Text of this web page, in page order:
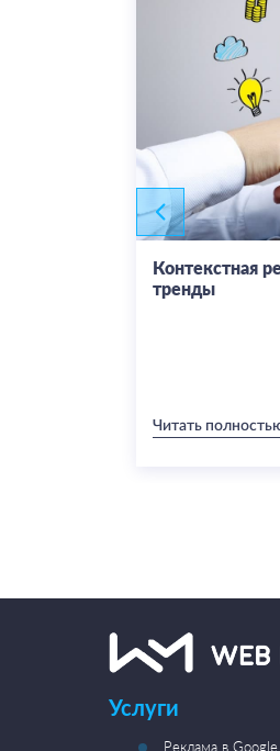
Контекстная
тренды
Читать
Услуги
Реклама в Google